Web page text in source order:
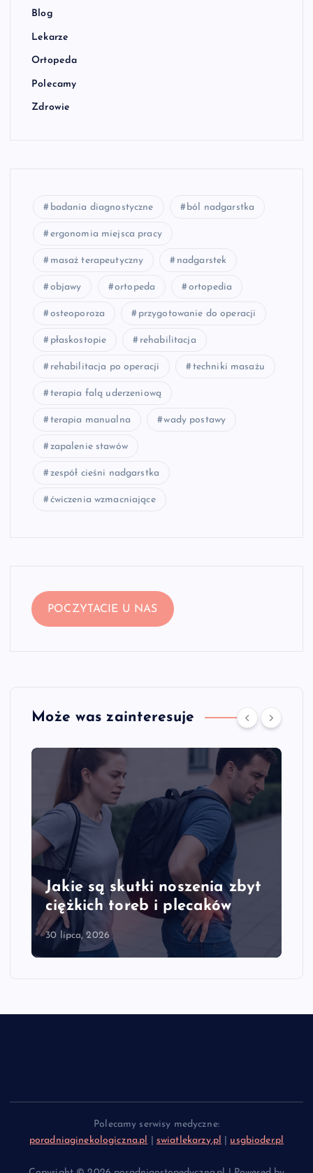
Blog
Lekarze
Ortopeda
Polecamy
Zdrowie
badania diagnostyczne ból nadgarstka
ergonomia miejsca pracy
masaż terapeutyczny nadgarstek
objawy ortopeda ortopedia
osteoporoza przygotowanie do operacji
płaskostopie rehabilitacja
rehabilitacja po operacji techniki masażu
terapia falą uderzeniową
terapia manualna wady postawy
zapalenie stawów
zespół cieśni nadgarstka
ćwiczenia wzmacniające
POCZYTACIE U NAS
Może was zainteresuje
Jakie są skutki noszenia zbyt
ciężkich toreb i plecaków
30 lipca, 2026
Polecamy serwisy medyczne:
poradniaginekologiczna.pl
swiatlekarzy.pl usgbioder.pl